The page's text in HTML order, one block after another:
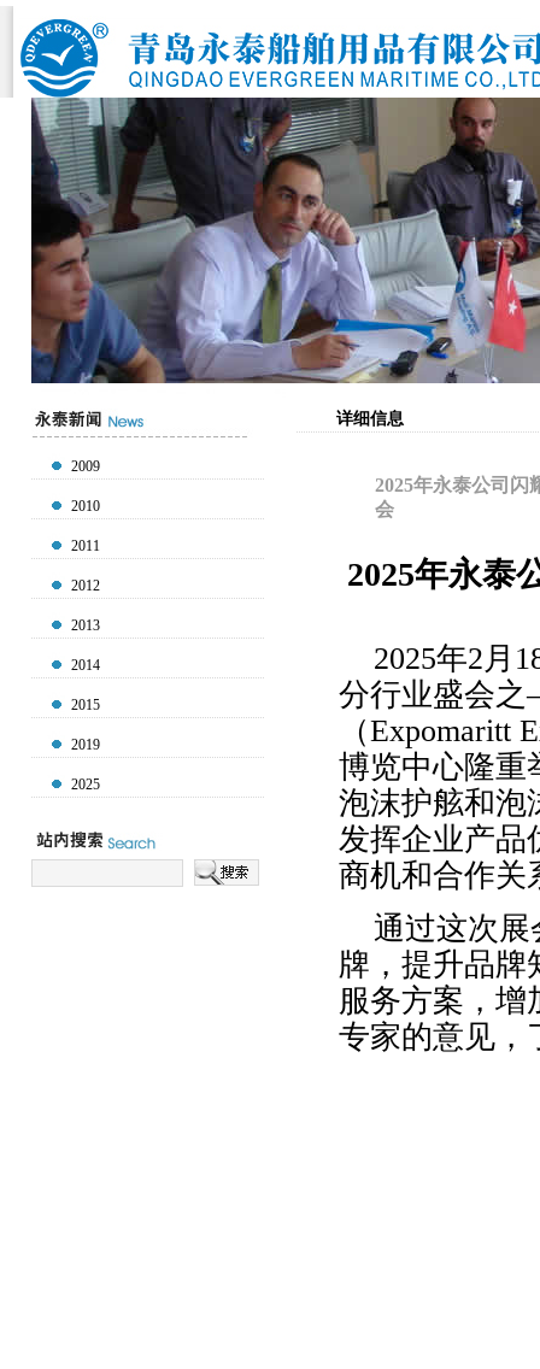
2009
2010
2011
2012
2013
2014
2015
2019
2025
详细信息
2025年永泰公司闪
会
2025年永泰
2025年2月
分行业盛会
（Expomaritt
博览中心隆重
泡沫护舷和泡
发挥企业产品
商机和合作关
通过这次
牌，提升品牌
服务方案，增
专家的意见，